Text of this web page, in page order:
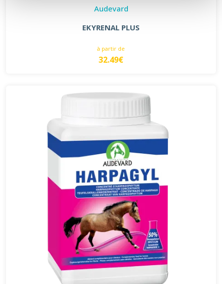
Audevard
EKYRENAL PLUS
à partir de
32.49€